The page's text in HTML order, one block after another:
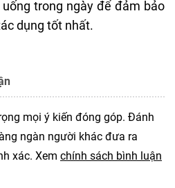
trong ngày để đảm bảo
dụng tốt nhất.
mọi ý kiến đóng góp. Đánh
ngàn người khác đưa ra
xác. Xem chính sách bình luận